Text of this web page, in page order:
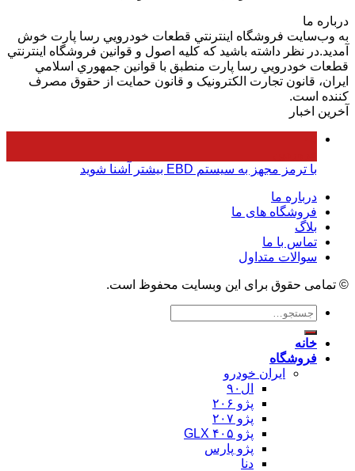
بود.
است.
درباره ما
به وب‌سايت فروشگاه اينترنتي قطعات خودرويي رسا پارت خوش
آمديد.در نظر داشته باشيد که کليه اصول و قوانين فروشگاه اينترنتي
قطعات خودرويي رسا پارت منطبق با قوانين جمهوري اسلامي
ايران، قانون تجارت الکترونيک و قانون حمايت از حقوق مصرف
کننده است.
آخرین اخبار
با ترمز مجهز به سیستم EBD بیشتر آشنا شوید
درباره ما
فروشگاه های ما
بلاگ
تماس با ما
سوالات متداول
© تمامی حقوق برای این وبسایت محفوظ است.
جستجو
خانه
فروشگاه
ایران خودرو
ال۹۰
پژو ۲۰۶
پژو ۲۰۷
پژو ۴۰۵ GLX
پژو پارس
دنا